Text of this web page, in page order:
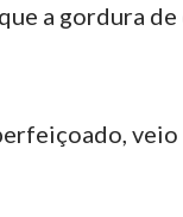
a gordura